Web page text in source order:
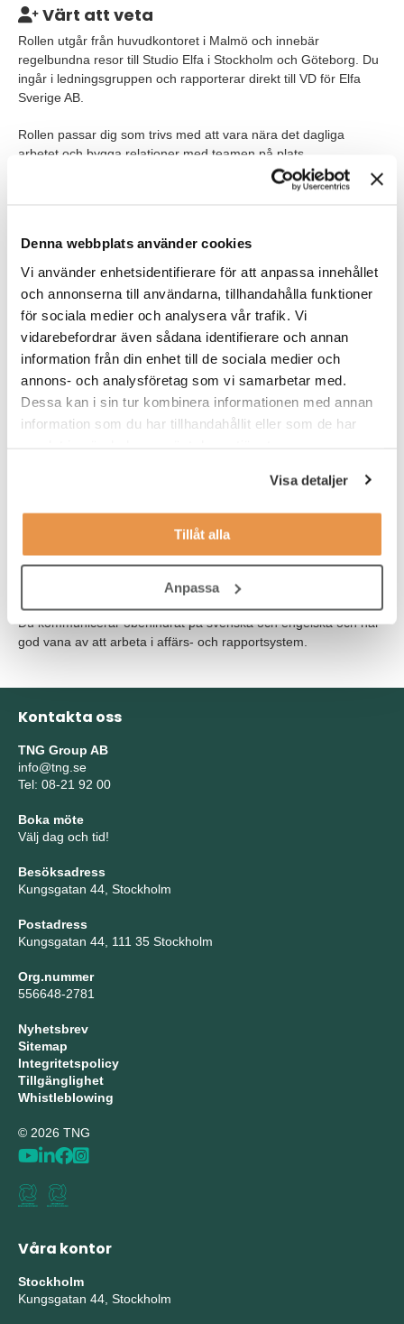
Denna webbplats använder cookies
Vi använder enhetsidentifierare för att anpassa innehållet
och annonserna till användarna, tillhandahålla funktioner
för sociala medier och analysera vår trafik. Vi
vidarebefordrar även sådana identifierare och annan
information från din enhet till de sociala medier och
annons- och analysföretag som vi samarbetar med.
Dessa kan i sin tur kombinera informationen med annan
information som du har tillhandahållit eller som de har
Visa detaljer
Tillåt alla
Anpassa
Värt att veta
Rollen utgår från huvudkontoret i Malmö och innebär
regelbundna resor till Studio Elfa i Stockholm och Göteborg. Du
ingår i ledningsgruppen och rapporterar direkt till VD för Elfa
Sverige AB.
Rollen passar dig som trivs med att vara nära det dagliga
arbetet och bygga relationer med teamen på plats.
Du arbetar både med Studio Elfa och med Elfas planeringstjänst
Våra förväntningar
Vi söker dig som har erfarenhet av att leda kundnära
verksamheter inom retail, showroom, konceptförsäljning eller
liknande miljöer där försäljning och kundmöte står i fokus. Du är
van att arbeta med resultatansvar, nyckeltal och ekonomisk
uppföljning, och att kombinera strategiskt arbete med ett nära
ledarskap i vardagen.
människor att arbeta mot gemensamma mål. Du trivs i en miljö
där det händer mycket och där du behöver prioritera, fatta
beslut och säkerställa framdrift tillsammans med andra.
rådgivande försäljning. Du arbetar faktabaserat och strukturerat,
samtidigt som du är pragmatisk när situationen kräver det.
Du kommunicerar obehindrat på svenska och engelska och har
god vana av att arbeta i affärs- och rapportsystem.
Kontakta oss
TNG Group AB
info@tng.se
Tel: 08-21 92 00
Boka möte
Välj dag och tid!
Besöksadress
Kungsgatan 44, Stockholm
Postadress
Kungsgatan 44, 111 35 Stockholm
Org.nummer
556648-2781
Nyhetsbrev
Sitemap
Integritetspolicy
Tillgänglighet
Whistleblowing
© 2026 TNG
Våra kontor
Stockholm
Kungsgatan 44, Stockholm